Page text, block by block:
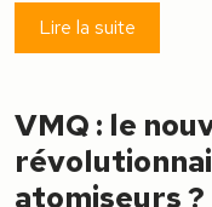
Lire la suite
VMQ : le
atomiseurs ?